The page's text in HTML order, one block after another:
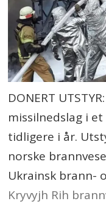
DONERT
missilnedslag i
tidligere i år.
norske
Ukrainsk brann-
Kryvyjh Rih